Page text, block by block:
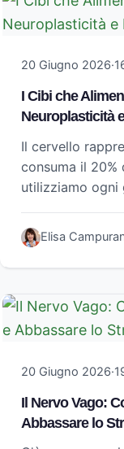
20 Giugno 2026·
I Cibi che
Neuroplasticità
Il cervello
consuma il
utilizziamo ogni
Elisa
20 Giugno 2026·
Il Nervo Vago:
Abbassare lo